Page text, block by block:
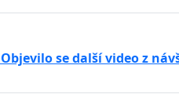
se další video z